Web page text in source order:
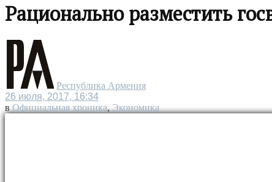
Рационально разместить
Республика Армения
26 июля, 2017, 16:34
в Официальная хроника,Экономика